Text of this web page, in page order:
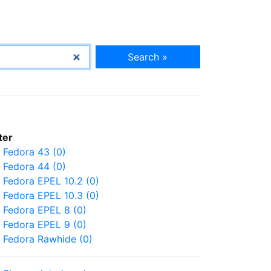
Search »
Fedora 43 (0)
Fedora 44 (0)
Fedora EPEL 10.2 (0)
Fedora EPEL 10.3 (0)
Fedora EPEL 8 (0)
Fedora EPEL 9 (0)
Fedora Rawhide (0)